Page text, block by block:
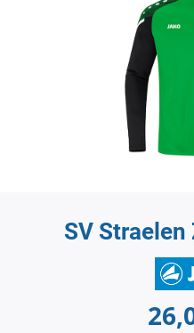
SV Straelen